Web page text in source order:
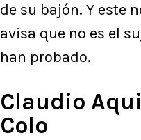
de su bajón. Y este
avisa que no es el
han probado.
Claudio
Colo